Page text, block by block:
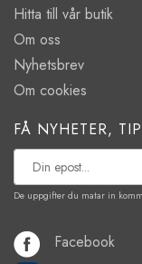
Hitta till vår butik
Om oss
Nyhetsbrev
Om cookies
FÅ NYHETER,
De uppgifter du matar in
Facebook